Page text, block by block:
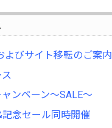
よびサイト移転のご案内
ンペーン～SALE～
記念セール同時開催